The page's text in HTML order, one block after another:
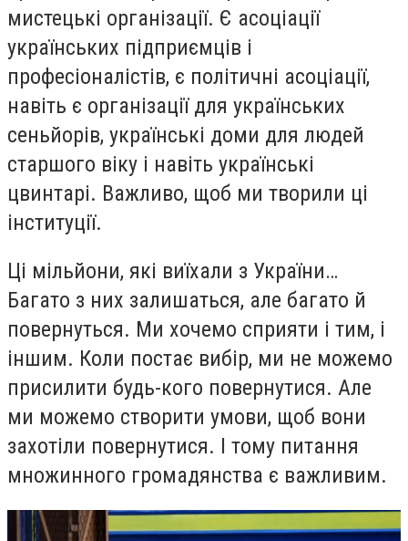
мистецькі організації. Є асоціації
українських підприємців і
професіоналістів, є політичні асоціації,
навіть є організації для українських
сеньйорів, українські доми для людей
старшого віку і навіть українські
цвинтарі. Важливо, щоб ми творили ці
інституції.
Ці мільйони, які виїхали з України…
Багато з них залишаться, але багато й
повернуться. Ми хочемо сприяти і тим, і
іншим. Коли постає вибір, ми не можемо
присилити будь-кого повернутися. Але
ми можемо створити умови, щоб вони
захотіли повернутися. І тому питання
множинного громадянства є важливим.